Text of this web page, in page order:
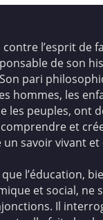
contre l’esprit de
de son
pari
hommes, les
les peuples, ont
et
savoir vivant
l’éducation,
et social, ne
Il